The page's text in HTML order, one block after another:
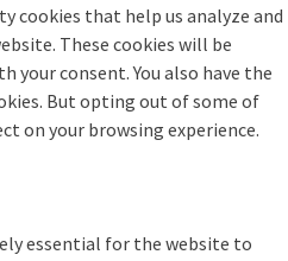
cookies that help us analyze and
These cookies will be
your consent. You also have the
But opting out of some of
on your browsing experience.
essential for the website to